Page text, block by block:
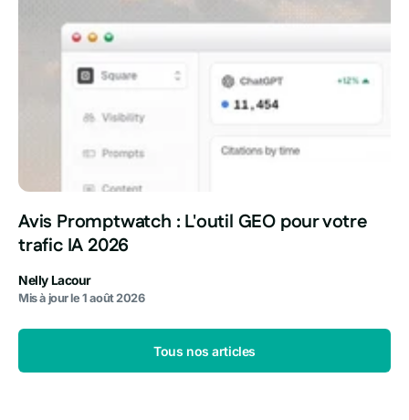
Tous nos articles
Avis Promptwatch : L'outil GEO pour votre
trafic IA 2026
Nelly Lacour
Mis à jour le1 août 2026